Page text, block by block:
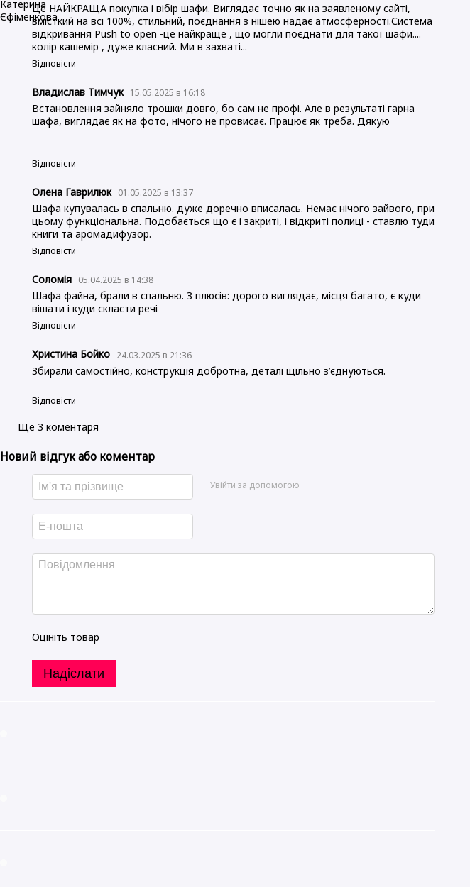
Це НАЙКРАЩА покупка і вібір шафи. Виглядає точно як на заявленому сайті,
вмісткий на всі 100%, стильний, поєднання з нішею надає атмосферності.Система
відкривання Push to open -це найкраще , що могли поєднати для такої шафи....
колір кашемір , дуже класний. Ми в захваті...
Відповісти
Владислав Тимчук 15.05.2025 в 16:18
Встановлення зайняло трошки довго, бо сам не профі. Але в результаті гарна
шафа, виглядає як на фото, нічого не провисає. Працює як треба. Дякую
Відповісти
Олена Гаврилюк 01.05.2025 в 13:37
Шафа купувалась в спальню. дуже доречно вписалась. Немає нічого зайвого, при
цьому функціональна. Подобається що є і закриті, і відкриті полиці - ставлю туди
книги та аромадифузор.
Відповісти
Соломія 05.04.2025 в 14:38
Шафа файна, брали в спальню. З плюсів: дорого виглядає, місця багато, є куди
вішати і куди скласти речі
Відповісти
Христина Бойко 24.03.2025 в 21:36
Збирали самостійно, конструкція добротна, деталі щільно з’єднуються.
Відповісти
Ще 3 коментаря
Новий відгук або коментар
Увійти за допомогою
Оцініть товар
Надіслати